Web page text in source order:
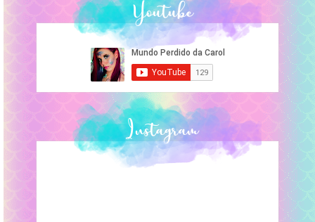
Youtube
Instagram